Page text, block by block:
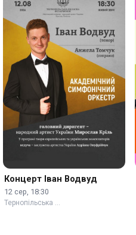
Концерт Іван Водвуд
12 сер, 18:30
Тернопільська …